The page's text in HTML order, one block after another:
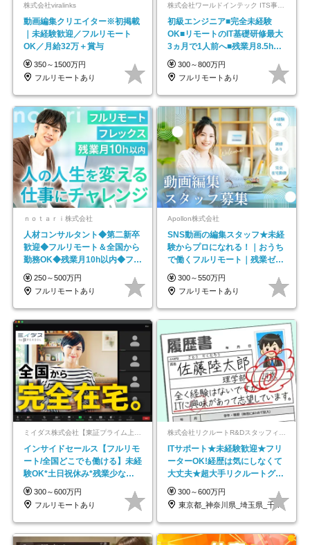
株式会社viralinks
動画編集クリエイター※初掲載
｜未経験歓迎／フルリモート
OK／月給32万＋賞与
350～1500万円
フルリモートあり
株式会社ワールドインテック ITS事業部【東証プライム上場グループ】
初級エンジニア■完全未経験
OK■リモートのIT基礎研修最大
3ヵ月で1人前へ■残業月8.5h■
安定基盤/STR
300～800万円
フルリモートあり
ｎｏｔａｒｉ株式会社
人材コンサルタント◆第二新卒
歓迎◆フルリモート＆全国から
勤務OK◆残業月10h以内◆フレ
ックス制
250～500万円
フルリモートあり
Apollon株式会社
SNS動画の編集スタッフ★未経
験からプロになれる！｜おうち
で働くフルリモート｜残業ゼロ
で18時退勤◎
300～550万円
フルリモートあり
インサイドセールス【フルリモ
ート/全国どこでも働ける】未経
験OK*土日祝休み*残業少なめ*
在宅勤務手当あり
300～600万円
フルリモートあり
ITサポート★未経験歓迎★フリ
ーターOK!経歴は気にしなくて
大丈夫★超大手リクルートグル
ープの正社員/sg
300～600万円
東京都_神奈川県_埼玉県_千葉県_大阪府…